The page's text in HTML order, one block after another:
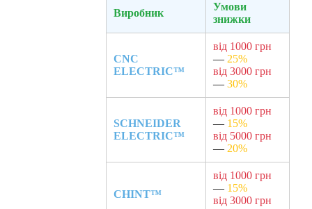
Виробник
Умови
знижки
CNC
ELECTRIC™
від 1000 грн
— 25%
від 3000 грн
— 30%
SCHNEIDER
ELECTRIC™
від 1000 грн
— 15%
від 5000 грн
— 20%
CHINT™
від 1000 грн
— 15%
від 3000 грн